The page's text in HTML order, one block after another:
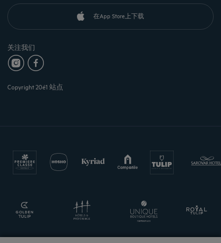
在App Store上下载
关注我们
Copyright 20é1 站点